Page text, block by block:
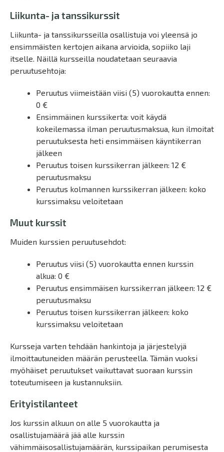
Liikunta- ja tanssikurssit
Liikunta- ja tanssikursseilla osallistuja voi yleensä jo
ensimmäisten kertojen aikana arvioida, sopiiko laji
itselle. Näillä kursseilla noudatetaan seuraavia
peruutusehtoja:
Peruutus viimeistään viisi (5) vuorokautta ennen:
0 €
Ensimmäinen kurssikerta: voit käydä
kokeilemassa ilman peruutusmaksua, kun ilmoitat
peruutuksesta heti ensimmäisen käyntikerran
jälkeen
Peruutus toisen kurssikerran jälkeen: 12 €
peruutusmaksu
Peruutus kolmannen kurssikerran jälkeen: koko
kurssimaksu veloitetaan
Muut kurssit
Muiden kurssien peruutusehdot:
Peruutus viisi (5) vuorokautta ennen kurssin
alkua: 0 €
Peruutus ensimmäisen kurssikerran jälkeen: 12 €
peruutusmaksu
Peruutus toisen kurssikerran jälkeen: koko
kurssimaksu veloitetaan
Kursseja varten tehdään hankintoja ja järjestelyjä
ilmoittautuneiden määrän perusteella. Tämän vuoksi
myöhäiset peruutukset vaikuttavat suoraan kurssin
toteutumiseen ja kustannuksiin.
Erityistilanteet
Jos kurssin alkuun on alle 5 vuorokautta ja
osallistujamäärä jää alle kurssin
vähimmäisosallistujamäärän, kurssipaikan perumisesta